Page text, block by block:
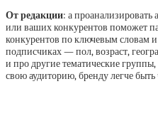
От редакции: а
или ваших конкурентов поможет
конкурентов по ключевым словам
подписчиках — пол, возраст,
и про другие тематические
свою аудиторию, бренду легче быть